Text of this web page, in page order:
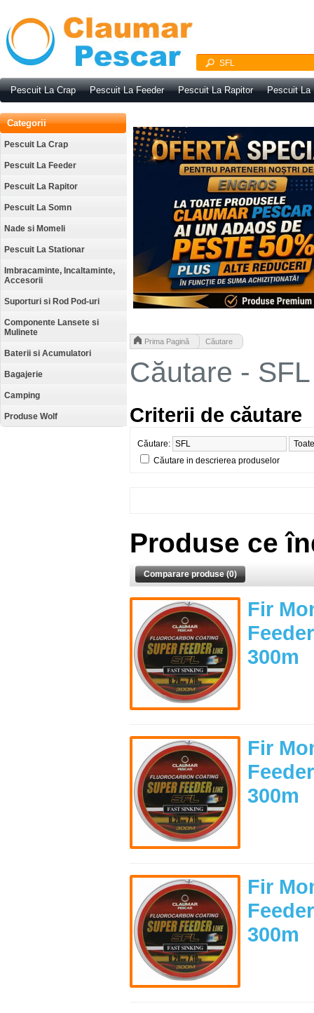
Pescuit La Crap Pescuit La Feeder Pescuit La Rapitor Pescuit La
Categorii
Pescuit La Crap
Pescuit La Feeder
Pescuit La Rapitor
Pescuit La Somn
Nade si Momeli
Pescuit La Stationar
Imbracaminte, Incaltaminte,
Accesorii
Suporturi si Rod Pod-uri
Componente Lansete si
Mulinete
Baterii si Acumulatori
Bagajerie
Camping
Produse Wolf
Prima Pagină Căutare
Căutare - SFL
Criterii de căutare
Căutare:
Căutare in descrierea produselor
Produse ce
Comparare produse (0)
Fir
300m
Fir
300m
Fir
300m